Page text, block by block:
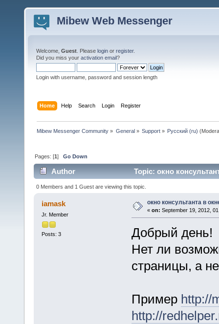
Mibew Web Messenger
Welcome, Guest . Please login or register.
Did you miss your activation email?
Login with username, password and session length
Home Help Search Login Register
Mibew Messenger Community » General» Support» Русский (ru)
Pages: [1]Go Down
Author Topic: окно
0 Members and 1 Guest are viewing this topic.
iamask
Jr. Member
Posts: 3
окно консультанта в
« on: September 19, 2012,
Добрый день!
Нет ли
страницы, а
Пример http://
http://